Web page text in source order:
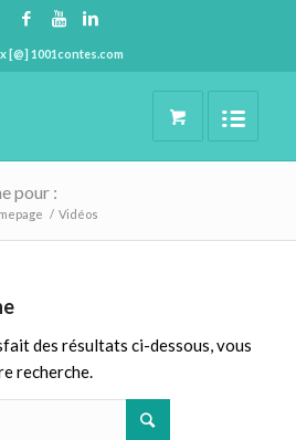
[@] 1001contes.com
pour :
/ Vidéos
des résultats ci-dessous, vous
recherche.